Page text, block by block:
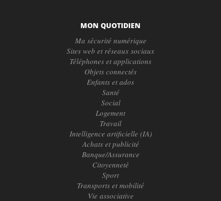
MON QUOTIDIEN
Ma sécurité numérique
Sites web et réseaux sociaux
Téléphones et applications
Objets connectés
Enfants et ados
Santé
Social
Logement
Travail
Intelligence artificielle (IA)
Achats et publicité
Banque/Assurance
Citoyenneté
Sport
Transports et mobilité
Vie associative